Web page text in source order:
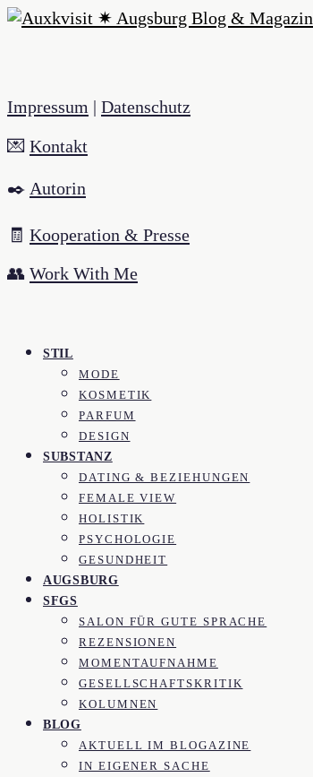
Impressum | Datenschutz
💌 Kontakt
✒️ Autorin
🧾 Kooperation & Presse
👥 Work With Me
STIL
MODE
KOSMETIK
PARFUM
DESIGN
SUBSTANZ
DATING & BEZIEHUNGEN
FEMALE VIEW
HOLISTIK
PSYCHOLOGIE
GESUNDHEIT
AUGSBURG
SFGS
SALON FÜR GUTE SPRACHE
REZENSIONEN
MOMENTAUFNAHME
GESELLSCHAFTSKRITIK
KOLUMNEN
BLOG
AKTUELL IM BLOGAZINE
IN EIGENER SACHE